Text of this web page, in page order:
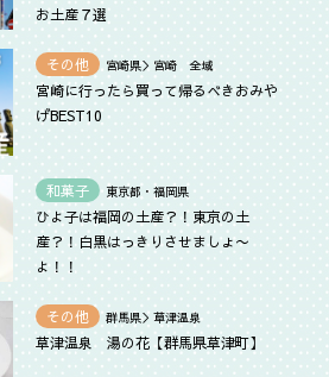
お土産７選
その他 宮崎県＞宮崎 全域
宮崎に行ったら買って帰るべきおみや
げBEST10
和菓子 東京都・福岡県
ひよ子は福岡の土産？！東京の土
産？！白黒はっきりさせましょ〜
よ！！
その他 群馬県＞草津温泉
草津温泉 湯の花【群馬県草津町】